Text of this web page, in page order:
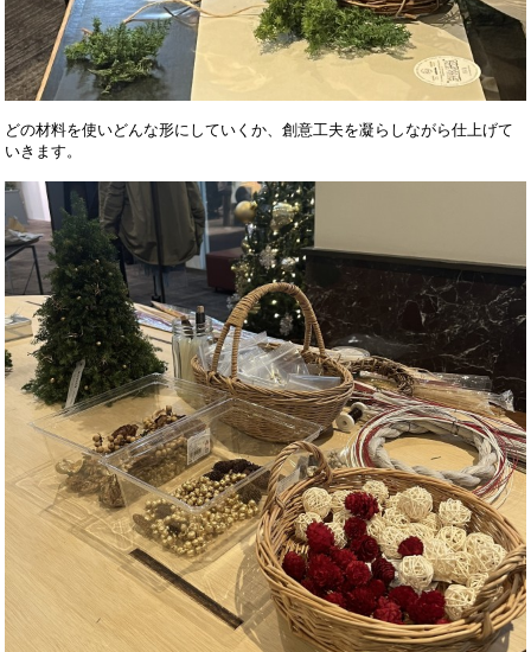
どの材料を使いどんな形にしていくか、創意工夫を凝らしながら仕上げて
いきます。